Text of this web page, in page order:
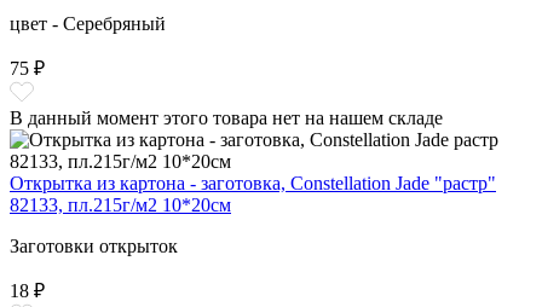
цвет - Серебряный
75 ₽
В данный момент этого товара нет на нашем складе
Открытка из картона - заготовка, Constellation Jade "растр"
82133, пл.215г/м2 10*20см
Заготовки открыток
18 ₽